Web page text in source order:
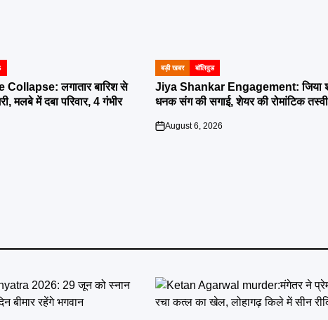
लगातार बारिश से
मलबे में दबा परिवार, 4 गंभीर
POSTED
IN
बड़ी खबर बॉलिवुड
Jiya Shankar Engagement: जिया
धनक संग की सगाई, शेयर की रोमांटिक
on
August 6, 2026